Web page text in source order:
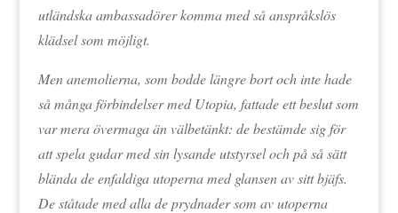
utländska ambassadörer komma med så anspråkslös
klädsel som möjligt.
Men anemolierna, som bodde längre bort och inte hade
så många förbindelser med Utopia, fattade ett beslut som
var mera övermaga än välbetänkt: de bestämde sig för
att spela gudar med sin lysande utstyrsel och på så sätt
blända de enfaldiga utoperna med glansen av sitt bjäfs.
De ståtade med alla de prydnader som av utoperna